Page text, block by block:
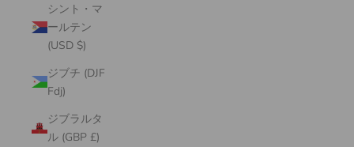
シント・マ
ールテン
(USD $)
ジブチ (DJF
Fdj)
ジブラルタ
ル (GBP £)